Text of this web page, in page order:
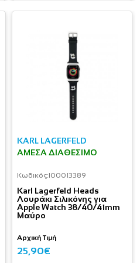
KARL LAGERFELD
ΆΜΕΣΑ ΔΙΑΘΈΣΙΜΟ
Κωδικός:I00013389
Karl Lagerfeld Heads
Λουράκι Σιλικόνης για
Apple Watch 38/40/41mm
Μαύρο
Αρχική Τιμή
25,90€